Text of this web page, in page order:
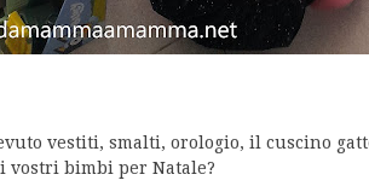
vestiti, smalti, orologio, il cuscino
vostri bimbi per Natale?